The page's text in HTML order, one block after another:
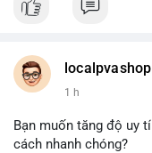
1 h
Bạn muốn tăng độ uy
cách nhanh chóng?